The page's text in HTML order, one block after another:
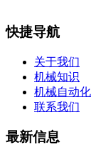
快捷导航
关于我们
机械知识
机械自动化
联系我们
最新信息